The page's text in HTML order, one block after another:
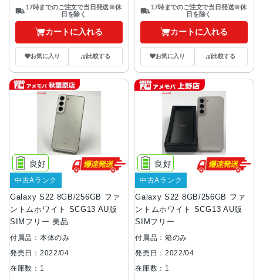
17時までのご注文で当日発送※休
日を除く
カートに入れる
お気に入り 比較する
17時までのご注文で当日発送※休
日を除く
カートに入れる
お気に入り 比較する
Galaxy S22 8GB/256GB ファ
ントムホワイト SCG13 AU版
SIMフリー 美品
良好
中古Aランク
付属品：本体のみ
発売日：2022/04
在庫数：1
Galaxy S22 8GB/256GB ファ
ントムホワイト SCG13 AU版
SIMフリー
良好
中古Aランク
付属品：箱のみ
発売日：2022/04
在庫数：1